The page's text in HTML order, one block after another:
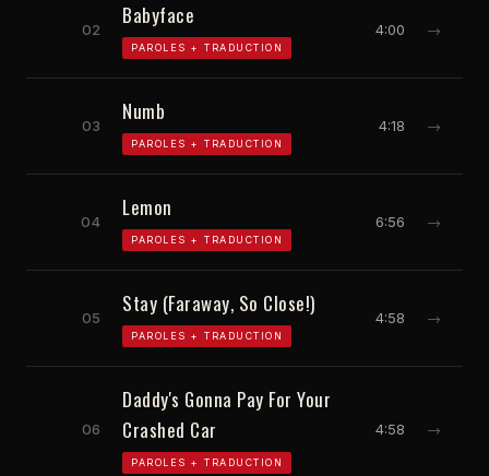
02
Babyface
PAROLES + TRADUCTION
4:00 →
03
Numb
PAROLES + TRADUCTION
4:18 →
04
Lemon
PAROLES + TRADUCTION
6:56 →
05
Stay (Faraway, So Close!)
PAROLES + TRADUCTION
4:58 →
06
Daddy's Gonna Pay For Your
Crashed Car
PAROLES + TRADUCTION
4:58 →